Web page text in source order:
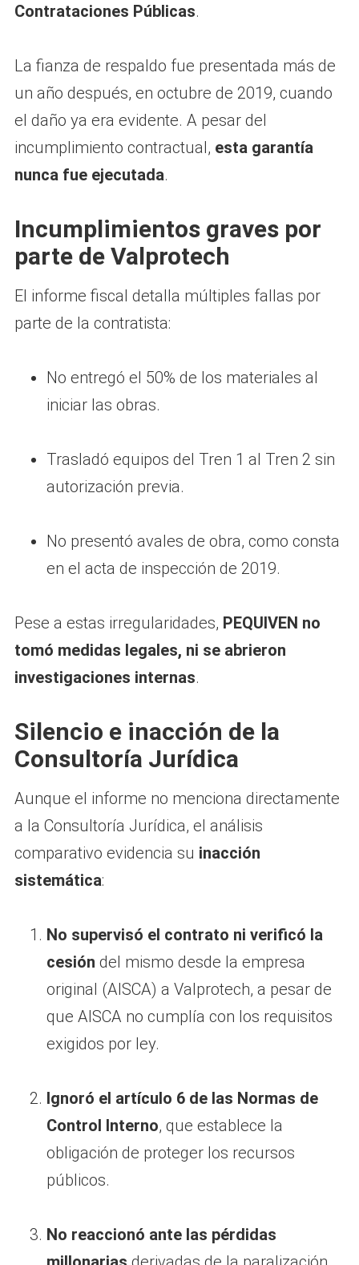
Contrataciones Públicas.
La fianza de respaldo fue presentada más de
un año después, en octubre de 2019, cuando
el daño ya era evidente. A pesar del
incumplimiento contractual, esta garantía
nunca fue ejecutada.
Incumplimientos graves por
parte de Valprotech
El informe fiscal detalla múltiples fallas por
parte de la contratista:
No entregó el 50% de los materiales al
iniciar las obras.
Trasladó equipos del Tren 1 al Tren 2 sin
autorización previa.
No presentó avales de obra, como consta
en el acta de inspección de 2019.
Pese a estas irregularidades, PEQUIVEN no
tomó medidas legales, ni se abrieron
investigaciones internas.
Silencio e inacción de la
Consultoría Jurídica
Aunque el informe no menciona directamente
a la Consultoría Jurídica, el análisis
comparativo evidencia su inacción
sistemática:
No supervisó el contrato ni verificó la
cesión del mismo desde la empresa
original (AISCA) a Valprotech, a pesar de
que AISCA no cumplía con los requisitos
exigidos por ley.
Ignoró el artículo 6 de las Normas de
Control Interno, que establece la
obligación de proteger los recursos
públicos.
No reaccionó ante las pérdidas